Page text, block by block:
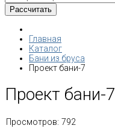
Главная
Каталог
Бани из бруса
Проект бани-7
Проект бани-7
Просмотров: 792